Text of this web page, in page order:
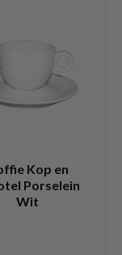
Kop en
Porselein
Wit